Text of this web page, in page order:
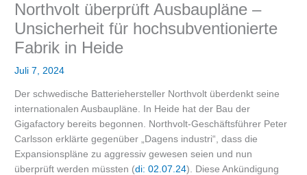
Northvolt überprüft Ausbaupläne –
Unsicherheit für hochsubventionierte
Fabrik in Heide
Juli 7, 2024
Der schwedische Batteriehersteller Northvolt überdenkt seine
internationalen Ausbaupläne. In Heide hat der Bau der
Gigafactory bereits begonnen. Northvolt-Geschäftsführer Peter
Carlsson erklärte gegenüber „Dagens industri“, dass die
Expansionspläne zu aggressiv gewesen seien und nun
überprüft werden müssten (di: 02.07.24). Diese Ankündigung